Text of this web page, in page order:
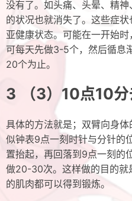
没有了。如头痛、头晕、精
的状况也就消失了。这些症
亚健康状态。可能在一开始
可每天先做3-5个，然后循息
20个为止。
（3）10点10
具体的方法就是；双臂向身
似钟表9点一刻时针与分针的
置抬起，再回落到9点一刻的
做20-30次。这样做的目的就
的肌肉都可以得到锻炼。